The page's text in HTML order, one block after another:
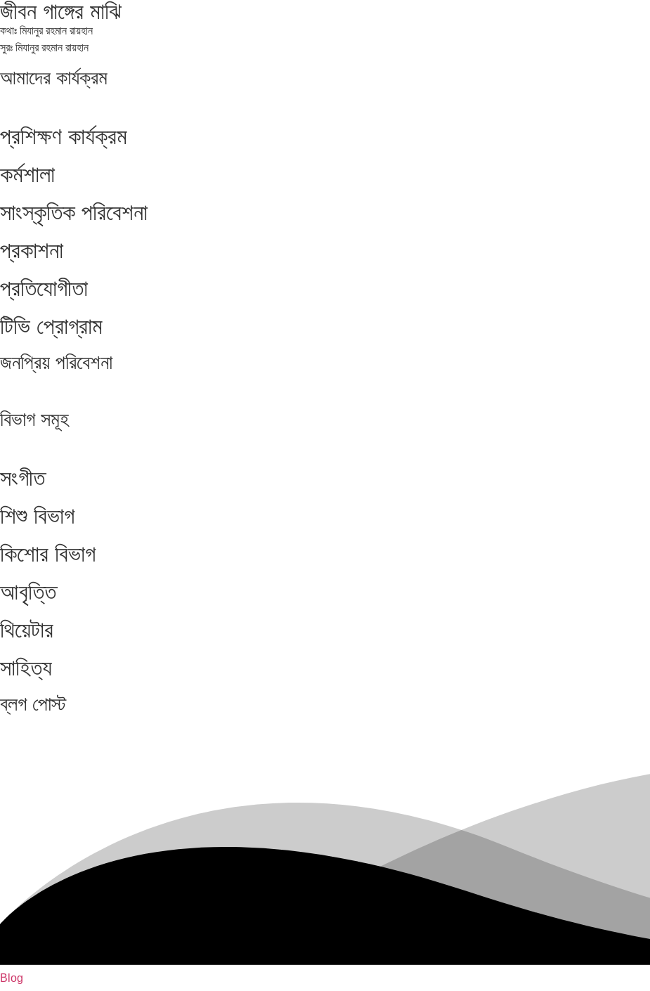
জীবন গাঙ্গের মাঝি
কথাঃ মিযানুর রহমান রায়হান
সুরঃ মিযানুর রহমান রায়হান
আমাদের কার্যক্রম
প্রশিক্ষণ কার্যক্রম
কর্মশালা
সাংস্কৃতিক পরিবেশনা
প্রকাশনা
প্রতিযোগীতা
টিভি প্রোগ্রাম
জনপ্রিয় পরিবেশনা
বিভাগ সমূহ
সংগীত
শিশু বিভাগ
কিশোর বিভাগ
আবৃত্তি
থিয়েটার
সাহিত্য
ব্লগ পোস্ট
Blog